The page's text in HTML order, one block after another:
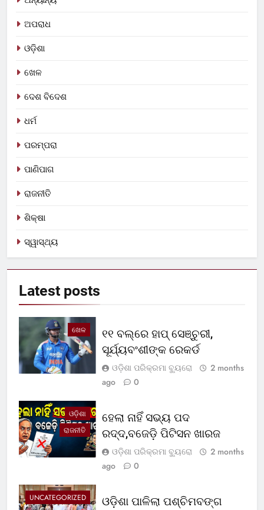
ଅପରାଧ
ଓଡ଼ିଶା
ଖେଳ
ଦେଶ ବିଦେଶ
ଧର୍ମ
ପରମ୍ପରା
ପାଣିପାଗ
ରାଜନୀତି
ଶିକ୍ଷା
ସ୍ୱାସ୍ଥ୍ୟ
Latest posts
ଖେଳ
୧୧ ବଲ୍‌ରେ ହାପ୍ ସେଞ୍ଚୁରୀ,
ସୂର୍ଯ୍ୟବଂଶୀଙ୍କ ରେକର୍ଡ
ଓଡ଼ିଶା ପରିକ୍ରମା ବ୍ୟୁରୋ
2 months
ago
0
ଓଡ଼ିଶା
ରାଜନୀତି
ହେଲା ନାହିଁ ସଭ୍ୟ ପଦ
ରଦ୍ଦ,ବଜେଡ଼ି ପିଟିସନ ଖାରଜ
ଓଡ଼ିଶା ପରିକ୍ରମା ବ୍ୟୁରୋ
2 months
ago
0
UNCATEGORIZED
ଓଡ଼ିଶା ପାଳିଲା ପଶ୍ଚିମବଙ୍ଗ